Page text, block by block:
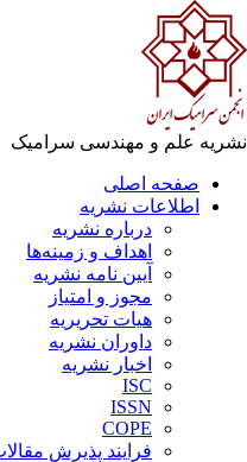
علم و مهندسی سرامیک
صفحه اصلی
اطلاعات نشریه
درباره نشریه
اهداف و زمینه‌ها
آیین نامه نشریه
مجوز و امتیاز
هیات تحریریه
داوران نشریه
اخبار نشریه
ISC
ISSN
COPE
فرایند پذیرش مقالات